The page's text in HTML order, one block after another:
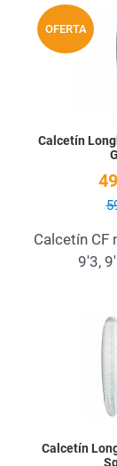
Añadir a la lista
Quick View
OFERTA
Calcetín
Calcetín CF
9'3,
Añadir a la lista
Calcetín